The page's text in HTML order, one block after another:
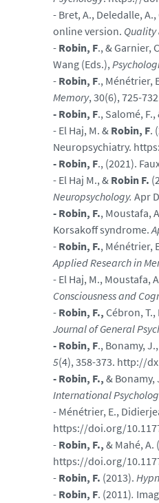
- Bret, A., Deledalle,
online version. Quality
- Robin, F., & Garnier,
Wang (Eds.),
- Robin, F., Ménétrier,
Memory, 30(6), 725-
- Robin, F., Salomé,
- El Haj, M. & Robin, F.
Neuropsychiatry.
- Robin, F., (2021).
- El Haj M., & Robin F.
Neuropsychology. Apr
- Robin, F., Moustafa,
Korsakoff syndrome.
- Robin, F., Ménétrier,
Applied Research in
- El Haj, M., Moustafa,
Consciousness and
- Robin, F., Cébron,
Journal of General
- Robin, F., Bonamy,
5(4), 358-373. http://
- Robin, F., & Bonamy,
International
- Ménétrier, E.,
https://doi.org/
- Robin, F., & Mahé,A.
https://doi.org/
- Robin, F. (2013).
- Robin, F. (2011).